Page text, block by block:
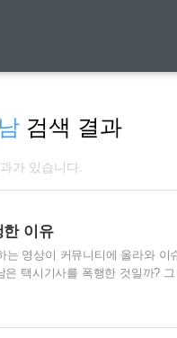
검색 결과
가 있습니다.
한 이유
는 영상이 커뮤니티에 올라와 이
택시기사를 폭행한 것일까?
곡 터널 부근에서 택시기사가
승차했을때 마스크를 착용하지